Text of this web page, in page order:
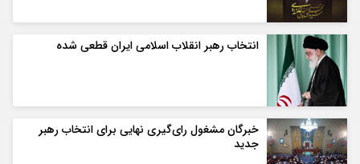
انتخاب رهبر انقلاب اسلامی ایران قطعی شده
خبرگان مشغول رای‌گیری نهایی برای انتخاب رهبر
جدید